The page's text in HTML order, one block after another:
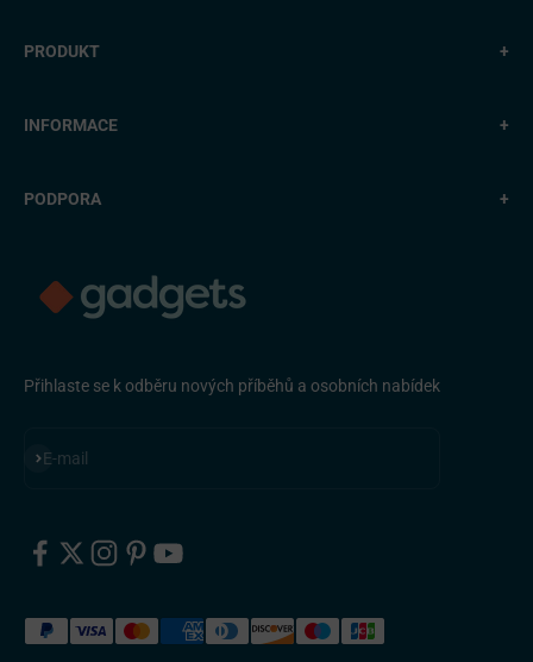
PRODUKT +
INFORMACE +
PODPORA +
Přihlaste se k odběru nových příběhů a osobních nabídek
E-mail
Přihlásit se k odběru